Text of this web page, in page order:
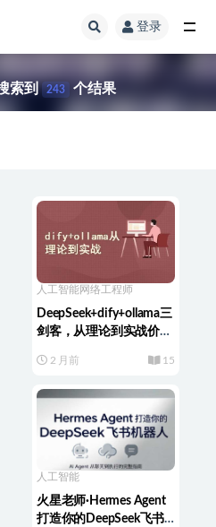
登录
索到 243 个结果
人工智能网络工程师
DeepSeek+dify+ollama三
剑客，从理论到实战价值
2 月前 15
人工智能
火星老师·Hermes Agent
打造你的DeepSeek飞书